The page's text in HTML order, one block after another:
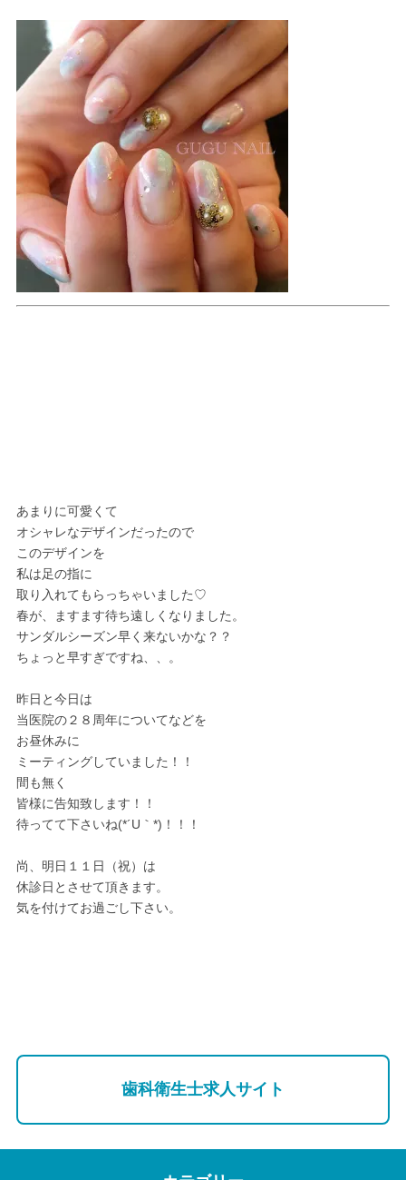
あまりに可愛くて
オシャレなデザインだったので
このデザインを
私は足の指に
取り入れてもらっちゃいました♡
春が、ますます待ち遠しくなりました。
サンダルシーズン早く来ないかな？？
ちょっと早すぎですね、、。
昨日と今日は
当医院の２８周年についてなどを
お昼休みに
ミーティングしていました！！
間も無く
皆様に告知致します！！
待ってて下さいね(*´U｀*)！！！
尚、明日１１日（祝）は
休診日とさせて頂きます。
気を付けてお過ごし下さい。
歯科衛生士求人サイト